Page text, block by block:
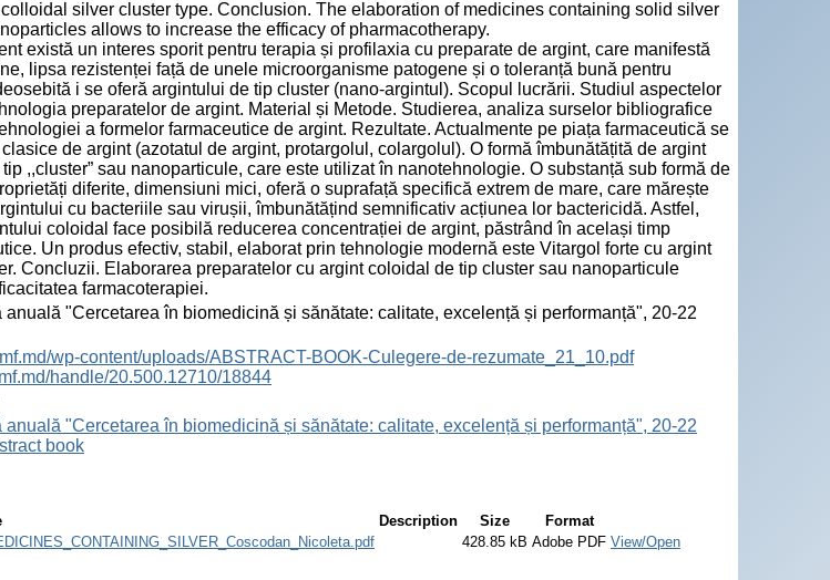
silver cluster type. Conclusion. The elaboration of medicines containing solid silver
allows to increase the efficacy of pharmacotherapy.
există un interes sporit pentru terapia și profilaxia cu preparate de argint, care manifestă
lipsa rezistenței față de unele microorganisme patogene și o toleranță bună pentru
i se oferă argintului de tip cluster (nano-argintul). Scopul lucrării. Studiul aspectelor
preparatelor de argint. Material și Metode. Studierea, analiza surselor bibliografice
a formelor farmaceutice de argint. Rezultate. Actualmente pe piața farmaceutică se
de argint (azotatul de argint, protargolul, colargolul). O formă îmbunătățită de argint
,,cluster” sau nanoparticule, care este utilizat în nanotehnologie. O substanță sub formă de
diferite, dimensiuni mici, oferă o suprafață specifică extrem de mare, care mărește
cu bacteriile sau virușii, îmbunătățind semnificativ acțiunea lor bactericidă. Astfel,
coloidal face posibilă reducerea concentrației de argint, păstrând în același timp
Un produs efectiv, stabil, elaborat prin tehnologie modernă este Vitargol forte cu argint
Concluzii. Elaborarea preparatelor cu argint сoloidal de tip cluster sau nanoparticule
farmacoterapiei.
"Cercetarea în biomedicină și sănătate: calitate, excelență și performanță", 20-22
wp-content/uploads/ABSTRACT-BOOK-Culegere-de-rezumate_21_10.pdf
handle/20.500.12710/18844
"Cercetarea în biomedicină și sănătate: calitate, excelență și performanță", 20-22
book
Description Size
Format
428.85 kB Adobe PDF View/Open